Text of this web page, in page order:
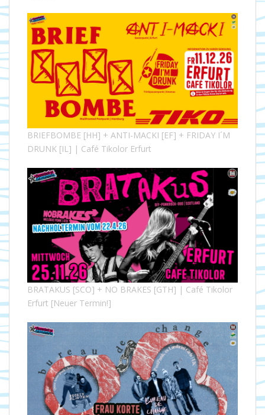
BRIEFBOMBE [HH] + ANTI-MACKI [EF] + FRIDAY I´M
DRUNK [IL] | Café Tikolor Erfurt
BRATAKUS [SCO] + NO BRAKES [GTH] | Café Tikolor
Erfurt [Neuer Termin!]